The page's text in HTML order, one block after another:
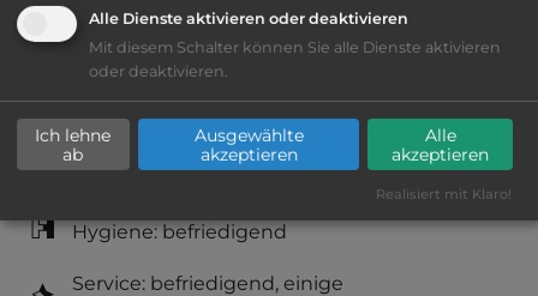
Lage: schön
Platzeinrichtung: befriedigend
Geräuschkulisse: sehr ruhig
Hygiene: befriedigend
Service: befriedigend, einige
Alle Dienste aktivieren oder deaktivieren
Mit diesem Schalter können Sie alle Dienste aktivieren
oder deaktivieren.
Ich lehne
ab
Ausgewählte
akzeptieren
Alle
akzeptieren
Realisiert mit Klaro!